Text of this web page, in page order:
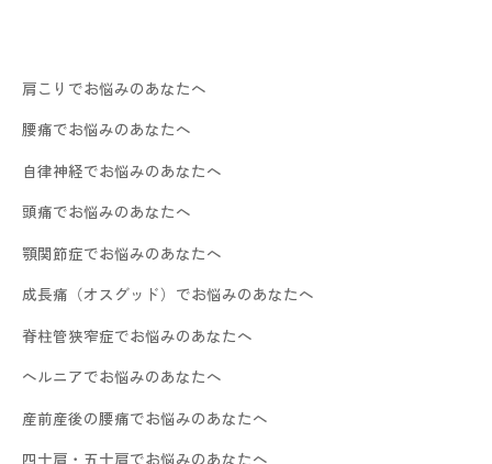
肩こりでお悩みのあなたへ
腰痛でお悩みのあなたへ
自律神経でお悩みのあなたへ
頭痛でお悩みのあなたへ
顎関節症でお悩みのあなたへ
成長痛（オスグッド）でお悩みのあなたへ
脊柱管狭窄症でお悩みのあなたへ
ヘルニアでお悩みのあなたへ
産前産後の腰痛でお悩みのあなたへ
四十肩・五十肩でお悩みのあなたへ